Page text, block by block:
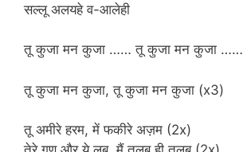
सल्लू अलयहे व-आलेही
तू कुजा मन कुजा …… तू कुजा मन कुजा ……
तू कुजा मन कुजा, तू कुजा मन कुजा (x3)
तू अमीरे हरम, में फकीरे अज़म (2x)